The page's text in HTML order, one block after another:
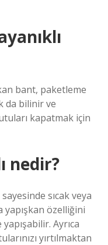
bant, paketleme
da bilinir ve
kapatmak için
nedir?
sayesinde sıcak veya
özelliğini
Ayrıca
yırtılmaktan